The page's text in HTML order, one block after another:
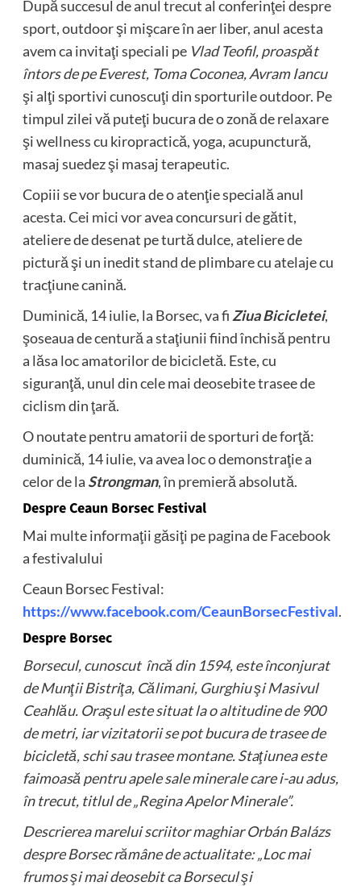
După succesul de anul trecut al conferinţei despre
sport, outdoor şi mişcare în aer liber, anul acesta
avem ca invitaţi speciali pe Vlad Teofil, proaspăt
întors de pe Everest, Toma Coconea, Avram Iancu
şi alţi sportivi cunoscuţi din sporturile outdoor. Pe
timpul zilei vă puteţi bucura de o zonă de relaxare
şi wellness cu kiropractică, yoga, acupunctură,
masaj suedez şi masaj terapeutic.
Copiii se vor bucura de o atenţie specială anul
acesta. Cei mici vor avea concursuri de gătit,
ateliere de desenat pe turtă dulce, ateliere de
pictură şi un inedit stand de plimbare cu atelaje cu
tracţiune canină.
Duminică, 14 iulie, la Borsec, va fi Ziua Bicicletei,
şoseaua de centură a staţiunii fiind închisă pentru
a lăsa loc amatorilor de bicicletă. Este, cu
siguranţă, unul din cele mai deosebite trasee de
ciclism din ţară.
O noutate pentru amatorii de sporturi de forţă:
duminică, 14 iulie, va avea loc o demonstraţie a
celor de la Strongman, în premieră absolută.
Despre Ceaun Borsec Festival
Mai multe informaţii găsiţi pe pagina de Facebook
a festivalului
Ceaun Borsec Festival:
https://www.facebook.com/CeaunBorsecFestival.
Despre Borsec
Borsecul, cunoscut încă din 1594, este înconjurat
de Munţii Bistriţa, Călimani, Gurghiu şi Masivul
Ceahlău. Oraşul este situat la o altitudine de 900
de metri, iar vizitatorii se pot bucura de trasee de
bicicletă, schi sau trasee montane. Staţiunea este
faimoasă pentru apele sale minerale care i-au adus,
în trecut, titlul de „Regina Apelor Minerale”.
Descrierea marelui scriitor maghiar Orbán Balázs
despre Borsec rămâne de actualitate: „Loc mai
frumos şi mai deosebit ca Borsecul şi